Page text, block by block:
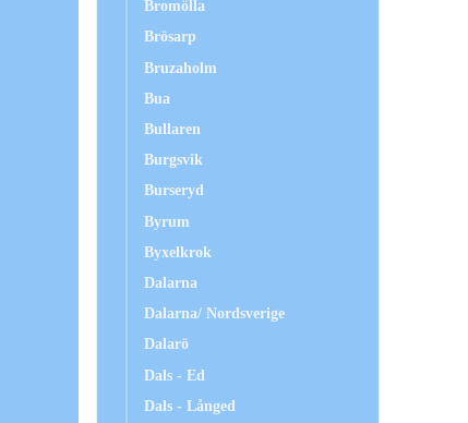
Bromölla
Brösarp
Bruzaholm
Bua
Bullaren
Burgsvik
Burseryd
Byrum
Byxelkrok
Dalarna
Dalarna/ Nordsverige
Dalarö
Dals - Ed
Dals - Långed